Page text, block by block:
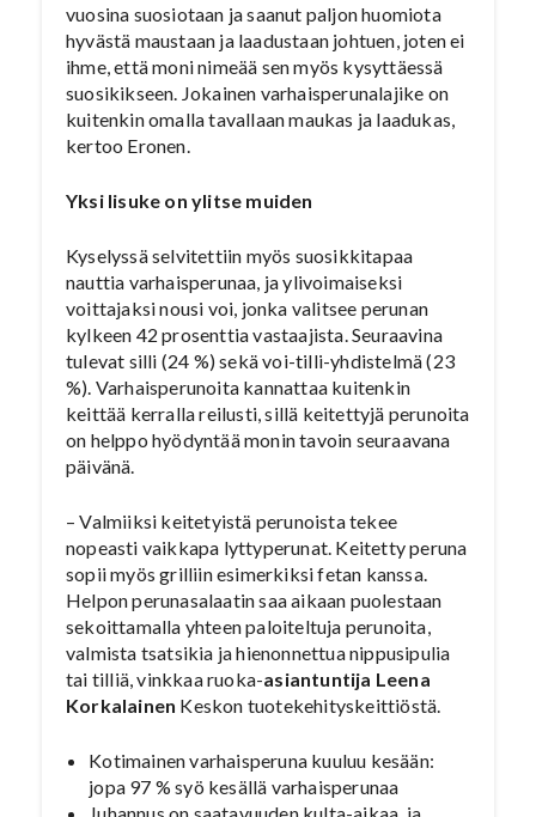
vuosina suosiotaan ja saanut paljon huomiota
hyvästä maustaan ja laadustaan johtuen, joten ei
ihme, että moni nimeää sen myös kysyttäessä
suosikikseen. Jokainen varhaisperunalajike on
kuitenkin omalla tavallaan maukas ja laadukas,
kertoo Eronen.
Yksi lisuke on ylitse muiden
Kyselyssä selvitettiin myös suosikkitapaa
nauttia varhaisperunaa, ja ylivoimaiseksi
voittajaksi nousi voi, jonka valitsee perunan
kylkeen 42 prosenttia vastaajista. Seuraavina
tulevat silli (24 %) sekä voi-tilli-yhdistelmä (23
%). Varhaisperunoita kannattaa kuitenkin
keittää kerralla reilusti, sillä keitettyjä perunoita
on helppo hyödyntää monin tavoin seuraavana
päivänä.
– Valmiiksi keitetyistä perunoista tekee
nopeasti vaikkapa lyttyperunat. Keitetty peruna
sopii myös grilliin esimerkiksi fetan kanssa.
Helpon perunasalaatin saa aikaan puolestaan
sekoittamalla yhteen paloiteltuja perunoita,
valmista tsatsikia ja hienonnettua nippusipulia
tai tilliä, vinkkaa ruoka-asiantuntija Leena
Korkalainen Keskon tuotekehityskeittiöstä.
Kotimainen varhaisperuna kuuluu kesään:
jopa 97 % syö kesällä varhaisperunaa